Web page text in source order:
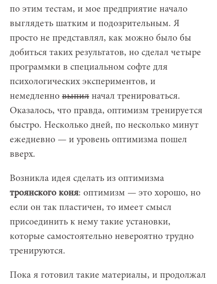
по этим тестам, и мое предприятие начало
выглядеть шатким и подозрительным. Я
просто не представлял, как можно было бы
добиться таких результатов, но сделал четыре
программки в специальном софте для
психологических экспериментов, и
немедленно выпил начал тренироваться.
Оказалось, что правда, оптимизм тренируется
быстро. Несколько дней, по несколько минут
ежедневно — и уровень оптимизма пошел
вверх.
Возникла идея сделать из оптимизма
троянского коня: оптимизм — это хорошо, но
если он так пластичен, то имеет смысл
присоединить к нему такие установки,
которые самостоятельно невероятно трудно
тренируются.
Пока я готовил такие материалы, и продолжал